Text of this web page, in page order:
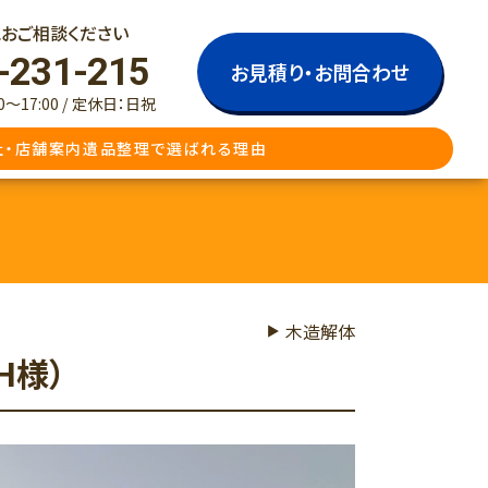
ご相談ください
215
～17:00 / 定休日：日祝
お見積り・お問合わせ
不用品買取
店舗案内遺品整理で選ばれる理由
木造解体
）